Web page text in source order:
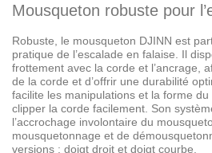
Mousqueton robuste pour
Robuste, le mousqueton DJINN est
pratique de l’escalade en falaise. Il
frottement avec la corde et l’ancrage,
de la corde et d’offrir une durabilité
facilite les manipulations et la forme
clipper la corde facilement. Son
l’accrochage involontaire du
mousquetonnage et de
versions : doigt droit et doigt courbe.